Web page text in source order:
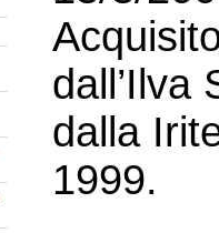
dall’Ilva
dalla
1999.